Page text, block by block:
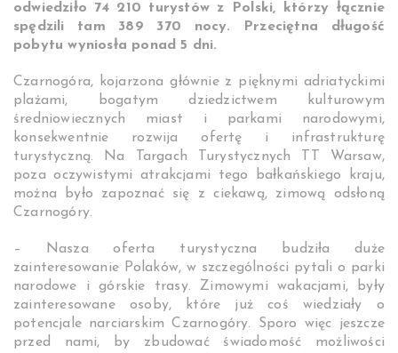
odwiedziło 74 210 turystów z Polski, którzy łącznie
spędzili tam 389 370 nocy. Przeciętna długość
pobytu wyniosła ponad 5 dni.
Czarnogóra, kojarzona głównie z pięknymi adriatyckimi
plażami, bogatym dziedzictwem kulturowym
średniowiecznych miast i parkami narodowymi,
konsekwentnie rozwija ofertę i infrastrukturę
turystyczną. Na Targach Turystycznych TT Warsaw,
poza oczywistymi atrakcjami tego bałkańskiego kraju,
można było zapoznać się z ciekawą, zimową odsłoną
Czarnogóry.
– Nasza oferta turystyczna budziła duże
zainteresowanie Polaków, w szczególności pytali o parki
narodowe i górskie trasy. Zimowymi wakacjami, były
zainteresowane osoby, które już coś wiedziały o
potencjale narciarskim Czarnogóry. Sporo więc jeszcze
przed nami, by zbudować świadomość możliwości